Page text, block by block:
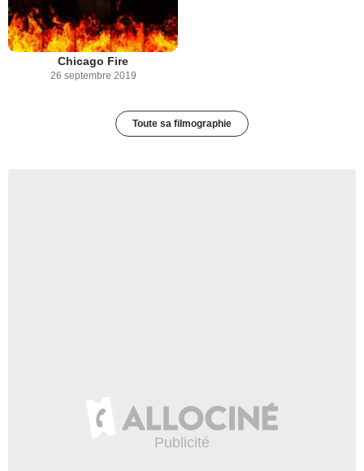
Chicago Fire
26 septembre 2019
Toute sa filmographie